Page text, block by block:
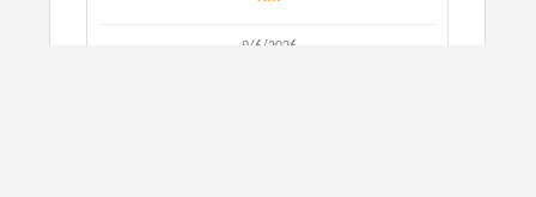
9/6/2026